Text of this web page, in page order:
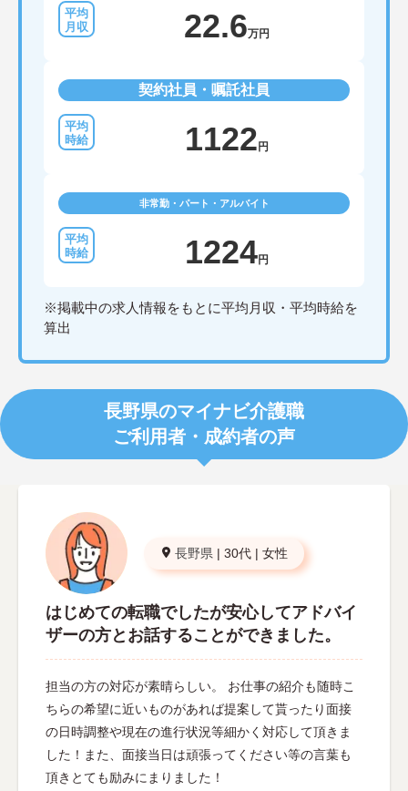
22.6万円
契約社員・嘱託社員
1122 円
非常勤・パート・アルバイト
1224円
※掲載中の求人情報をもとに平均月収・平均時給を
算出
長野県のマイナビ介護職
ご利用者・成約者の声
長野県 | 30代 | 女性
はじめての転職でしたが安心してアドバイ
ザーの方とお話することができました。
担当の方の対応が素晴らしい。 お仕事の紹介も随時こ
ちらの希望に近いものがあれば提案して貰ったり面接
の日時調整や現在の進行状況等細かく対応して頂きま
した！また、面接当日は頑張ってください等の言葉も
頂きとても励みにまりました！